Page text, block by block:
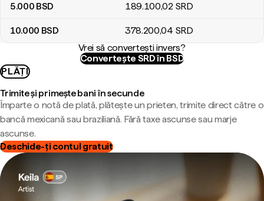
5.000 BSD 189.100,02 SRD
10.000 BSD 378.200,04 SRD
Vrei să convertești invers?
Convertește SRD în BSD
PLĂȚI
Trimite și primește bani în secunde
Împarte o notă de plată, plătește un prieten, trimite direct către o
bancă mexicană sau braziliană. Fără taxe ascunse sau marje
ascunse.
Deschide-ți contul gratuit